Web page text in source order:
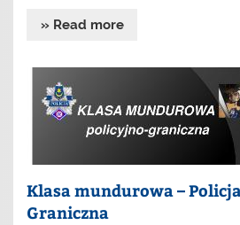
» Read more
Klasa mundurowa –
Graniczna